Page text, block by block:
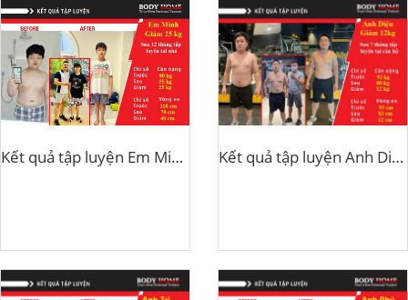
Kết quả tập luyện Em Minh giảm 25kg Kết quả tập luyện Anh Diệu Giảm 12kg